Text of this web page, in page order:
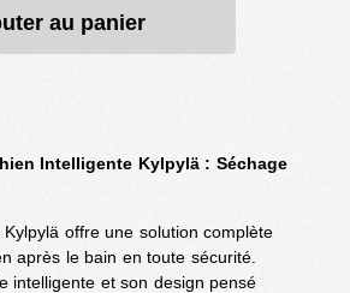
au panier
Intelligente Kylpylä : Séchage
offre une solution complète
après le bain en toute sécurité.
intelligente et son design pensé